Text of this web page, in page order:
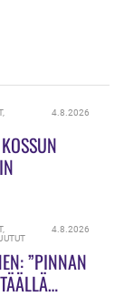
,
4.8.2026
,
4.8.2026
”PINNAN